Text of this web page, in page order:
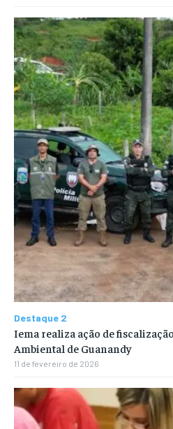
Destaque 2
Iema realiza ação de
Ambiental de Guanandy
11 de fevereiro de 2026